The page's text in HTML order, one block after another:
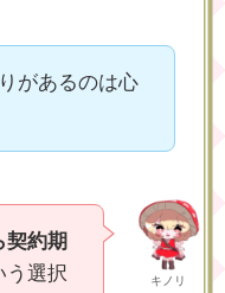
があるのは心
キノリ
契約期
う選択